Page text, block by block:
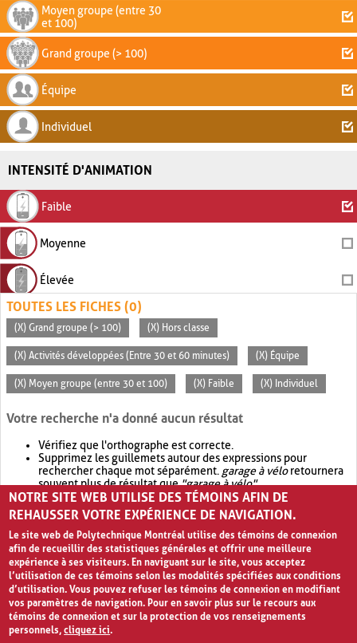
Moyen groupe (entre 30
et 100)
Grand groupe (> 100)
Équipe
Individuel
INTENSITÉ D'ANIMATION
Faible
Moyenne
Élevée
TOUTES LES FICHES (0)
(X) Grand groupe (> 100) (X) Hors classe
(X) Activités développées (Entre 30 et 60 minutes) (X) Équipe
(X) Moyen groupe (entre 30 et 100) (X) Faible (X) Individuel
Votre recherche n'a donné aucun résultat
Vérifiez que l'orthographe est correcte.
Supprimez les guillemets autour des expressions pour
rechercher chaque mot séparément. garage à véloretournera
souvent plus de résultat que"garage à vélo".
Envisagez d'élargir votre recherche avec OR.garage OR vélo
retournera souvent plus de résultat quegarage à vélo
NOTRE SITE WEB UTILISE DES TÉMOINS AFIN DE
REHAUSSER VOTRE EXPÉRIENCE DE NAVIGATION.
Le site web de Polytechnique Montréal utilise des témoins de connexion
afin de recueillir des statistiques générales et offrir une meilleure
expérience à ses visiteurs. En naviguant sur le site, vous acceptez
l’utilisation de ces témoins selon les modalités spécifiées aux conditions
d’utilisation. Vous pouvez refuser les témoins de connexion en modifiant
vos paramètres de navigation. Pour en savoir plus sur le recours aux
témoins de connexion et sur la protection de vos renseignements
personnels,cliquez ici.